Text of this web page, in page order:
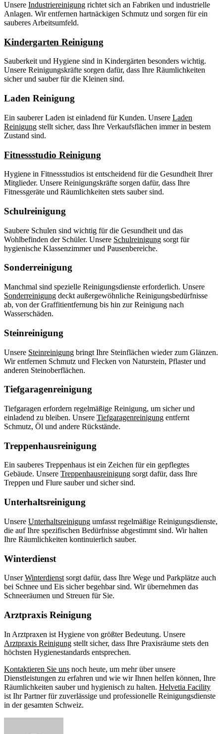
Unsere Industriereinigung richtet sich an Fabriken und industrielle
Anlagen. Wir entfernen hartnäckigen Schmutz und sorgen für ein
sauberes Arbeitsumfeld.
Kindergarten Reinigung
Sauberkeit und Hygiene sind in Kindergärten besonders wichtig.
Unsere Reinigungskräfte sorgen dafür, dass Ihre Räumlichkeiten
sicher und sauber für die Kleinen sind.
Laden Reinigung
Ein sauberer Laden ist einladend für Kunden. Unsere Laden
Reinigung stellt sicher, dass Ihre Verkaufsflächen immer in bestem
Zustand sind.
Fitnessstudio Reinigung
Hygiene in Fitnessstudios ist entscheidend für die Gesundheit Ihrer
Mitglieder. Unsere Reinigungskräfte sorgen dafür, dass Ihre
Fitnessgeräte und Räumlichkeiten stets sauber sind.
Schulreinigung
Saubere Schulen sind wichtig für die Gesundheit und das
Wohlbefinden der Schüler. Unsere Schulreinigung sorgt für
hygienische Klassenzimmer und Pausenbereiche.
Sonderreinigung
Manchmal sind spezielle Reinigungsdienste erforderlich. Unsere
Sonderreinigung deckt außergewöhnliche Reinigungsbedürfnisse
ab, von der Graffitientfernung bis hin zur Reinigung nach
Wasserschäden.
Steinreinigung
Unsere Steinreinigung bringt Ihre Steinflächen wieder zum Glänzen.
Wir entfernen Schmutz und Flecken von Naturstein, Pflaster und
anderen Steinoberflächen.
Tiefgaragenreinigung
Tiefgaragen erfordern regelmäßige Reinigung, um sicher und
einladend zu bleiben. Unsere Tiefgaragenreinigung entfernt
Schmutz, Öl und andere Rückstände.
Treppenhausreinigung
Ein sauberes Treppenhaus ist ein Zeichen für ein gepflegtes
Gebäude. Unsere Treppenhausreinigung sorgt dafür, dass Ihre
Treppen und Flure sauber und sicher sind.
Unterhaltsreinigung
Unsere Unterhaltsreinigung umfasst regelmäßige Reinigungsdienste,
die auf Ihre spezifischen Bedürfnisse abgestimmt sind. Wir halten
Ihre Räumlichkeiten kontinuierlich sauber.
Winterdienst
UnserWinterdienst sorgt dafür, dass Ihre Wege und Parkplätze auch
bei Schnee und Eis sicher begehbar sind. Wir übernehmen das
Schneeräumen und Streuen für Sie.
Arztpraxis Reinigung
In Arztpraxen ist Hygiene von größter Bedeutung. Unsere
Arztpraxis Reinigung stellt sicher, dass Ihre Praxisräume stets den
höchsten Hygienestandards entsprechen.
Kontaktieren Sie uns noch heute, um mehr über unsere
Dienstleistungen zu erfahren und wie wir Ihnen helfen können, Ihre
Räumlichkeiten sauber und hygienisch zu halten. Helvetia Facility
ist Ihr Partner für zuverlässige und professionelle Reinigungsdienste
in der gesamten Schweiz.